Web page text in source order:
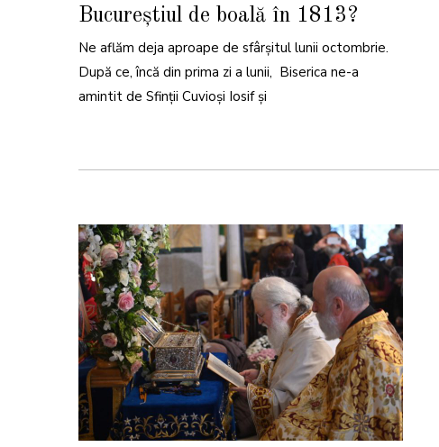
E
2
2
1
Bucureștiul de boală în 1813?
Ne aflăm deja aproape de sfârșitul lunii octombrie.
După ce, încă din prima zi a lunii, Biserica ne-a
amintit de Sfinții Cuvioși Iosif și